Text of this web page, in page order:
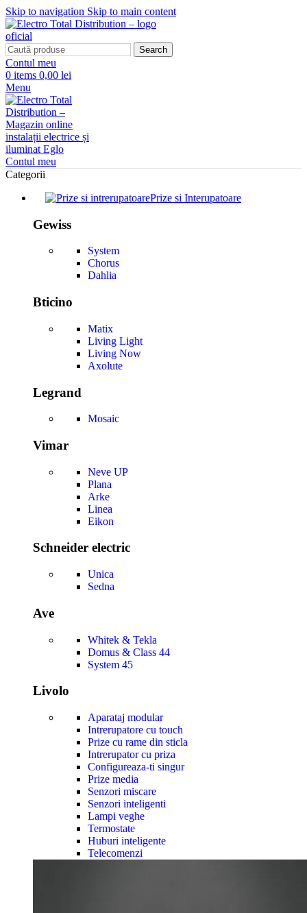
Skip to navigation Skip to main content
Search
Contul meu
0 items 0,00 lei
Menu
Contul meu
Categorii
Prize si Interupatoare
Gewiss
System
Chorus
Dahlia
Bticino
Matix
Living Light
Living Now
Axolute
Legrand
Mosaic
Vimar
Neve UP
Plana
Arke
Linea
Eikon
Schneider electric
Unica
Sedna
Ave
Whitek & Tekla
Domus & Class 44
System 45
Livolo
Aparataj modular
Intrerupatore cu touch
Prize cu rame din sticla
Intrerupator cu priza
Configureaza-ti singur
Prize media
Senzori miscare
Senzori inteligenti
Lampi veghe
Termostate
Huburi inteligente
Telecomenzi